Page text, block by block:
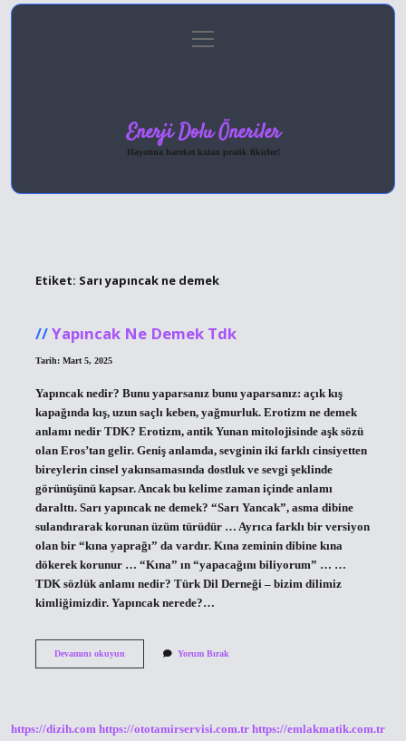
Gizlilik Politikası
menüyü
aç
Enerji Dolu Öneriler
Hayatına hareket katan pratik fikirler!
Etiket: Sarı yapıncak ne demek
Yapıncak Ne Demek Tdk
Tarih: Mart 5, 2025
Yapıncak nedir? Bunu yaparsanız bunu yaparsanız: açık kış
kapağında kış, uzun saçlı keben, yağmurluk. Erotizm ne demek
anlamı nedir TDK? Erotizm, antik Yunan mitolojisinde aşk sözü
olan Eros’tan gelir. Geniş anlamda, sevginin iki farklı cinsiyetten
bireylerin cinsel yakınsamasında dostluk ve sevgi şeklinde
görünüşünü kapsar. Ancak bu kelime zaman içinde anlamı
daralttı. Sarı yapıncak ne demek? “Sarı Yancak”, asma dibine
sulandırarak korunan üzüm türüdür … Ayrıca farklı bir versiyon
olan bir “kına yaprağı” da vardır. Kına zeminin dibine kına
dökerek korunur … “Kına” ın “yapacağını biliyorum” … …
TDK sözlük anlamı nedir? Türk Dil Derneği – bizim dilimiz
kimliğimizdir. Yapıncak nerede?…
Devamını okuyunYapıncak
Yorum Bırak
https://dizih.com https://ototamirservisi.com.tr https://emlakmatik.com.tr